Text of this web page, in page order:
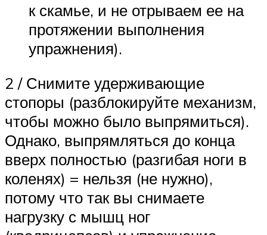
к скамье, и не отрываем ее на
протяжении выполнения
упражнения).
2 / Снимите удерживающие
стопоры (разблокируйте механизм,
чтобы можно было выпрямиться).
Однако, выпрямляться до конца
вверх полностью (разгибая ноги в
коленях) = нельзя (не нужно),
потому что так вы снимаете
нагрузку с мышц ног